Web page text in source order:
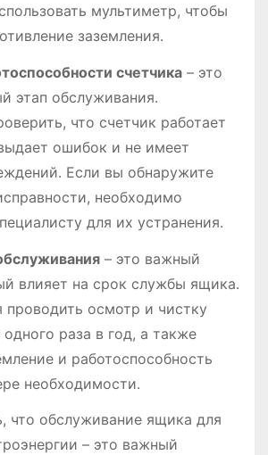
мультиметр, чтобы
заземления․
счетчика– это
этап обслуживания․
что счетчик работает
ошибок и не имеет
Если вы обнаружите
необходимо
для их устранения․
– это важный
влияет на срок службы ящика․
проводить осмотр и чистку
раза в год, а также
и работоспособность
необходимости․
что обслуживание ящика для
– это важный